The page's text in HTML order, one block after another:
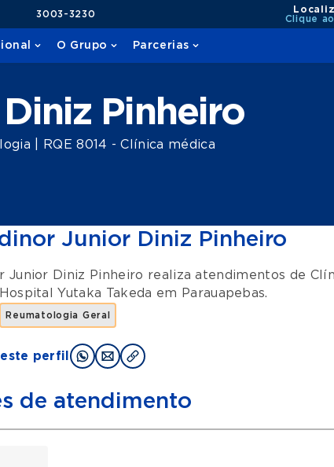
3003-3230
Clique
O Grupo Parcerias
Pinheiro
| RQE 8014 - Clínica médica
Junior Diniz Pinheiro
Junior Diniz Pinheiro realiza atendimentos de
Hospital Yutaka Takeda em Parauapebas.
Reumatologia Geral
perfil
de atendimento